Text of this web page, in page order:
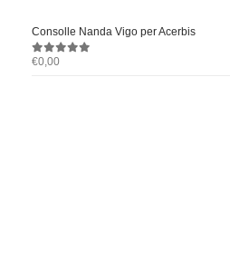
Consolle Nanda Vigo per Acerbis
0out of 5
€0,00